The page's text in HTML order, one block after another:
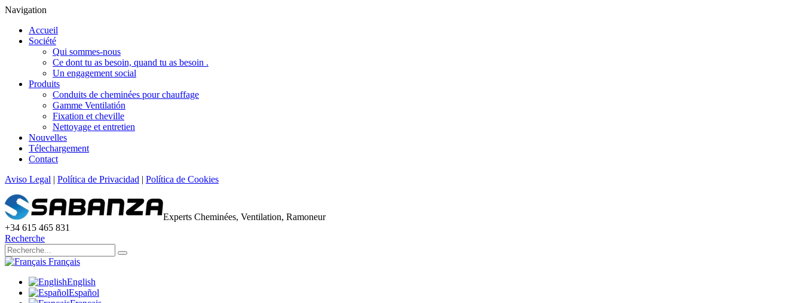
Navigation
Accueil
Société
Qui sommes-nous
Ce dont tu as besoin, quand tu as besoin .
Un engagement social
Produits
Conduits de cheminées pour chauffage
Gamme Ventilatión
Fixation et cheville
Nettoyage et entretien
Nouvelles
Télechargement
Contact
Aviso Legal | Política de Privacidad | Política de Cookies
Experts Cheminées, Ventilation, Ramoneur
+34 615 465 831
Recherche
Français
English
Español